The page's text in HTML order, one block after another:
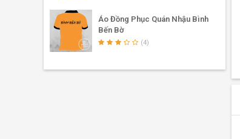
Áo Đồng Phục Quán Nhậu Bình
Bến Bờ
(4)